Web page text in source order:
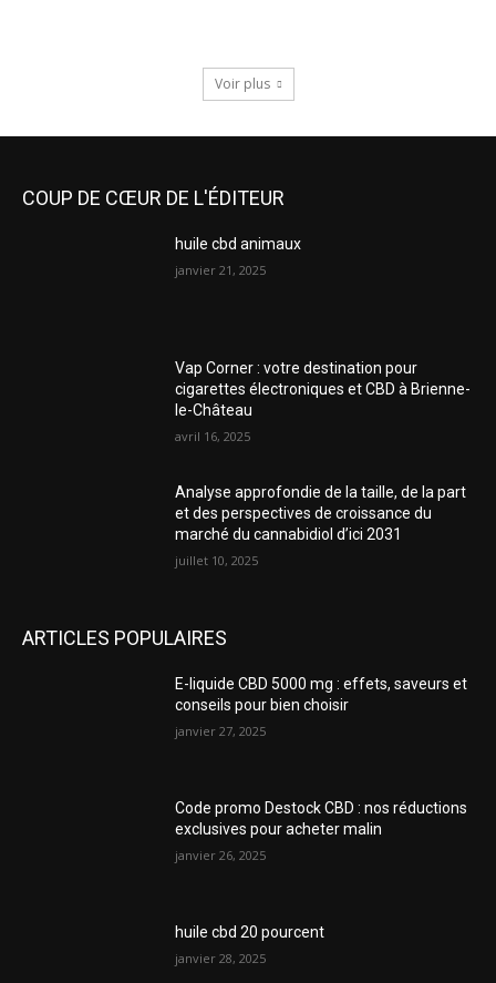
Voir plus
COUP DE CŒUR DE L'ÉDITEUR
huile cbd animaux
janvier 21, 2025
Vap Corner : votre destination pour
cigarettes électroniques et CBD à Brienne-
le-Château
avril 16, 2025
Analyse approfondie de la taille, de la part
et des perspectives de croissance du
marché du cannabidiol d’ici 2031
juillet 10, 2025
ARTICLES POPULAIRES
E-liquide CBD 5000 mg : effets, saveurs et
conseils pour bien choisir
janvier 27, 2025
Code promo Destock CBD : nos réductions
exclusives pour acheter malin
janvier 26, 2025
huile cbd 20 pourcent
janvier 28, 2025